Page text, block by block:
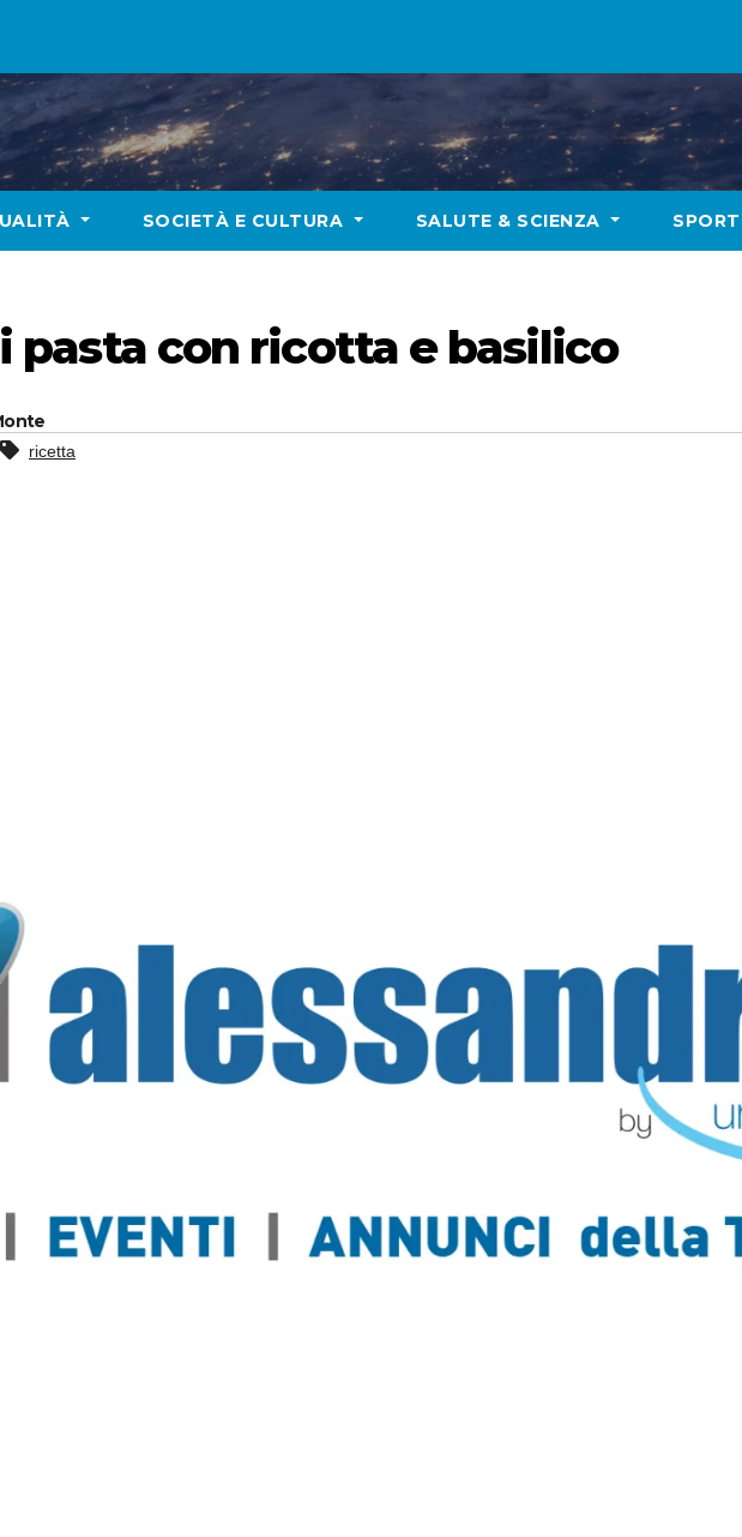
SOCIETÀ E CULTURA SALUTE & SCIENZA SPORT
pasta con ricotta e basilico
ricetta